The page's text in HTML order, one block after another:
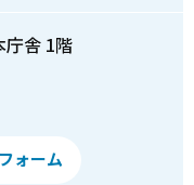
庁舎 1階
ォーム